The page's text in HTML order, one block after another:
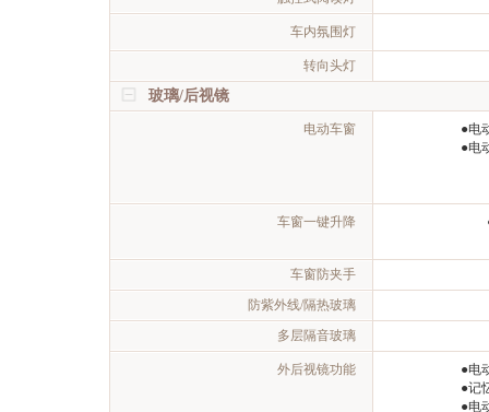
车内氛围灯
转向头灯
玻璃/后视镜
电动车窗
●电
●电
车窗一键升降
车窗防夹手
防紫外线/隔热玻璃
多层隔音玻璃
外后视镜功能
●电
●记
●电